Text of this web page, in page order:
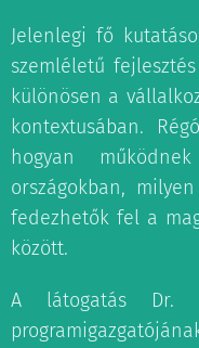
Jelenlegi fő
szemléletű
különösen a
kontextusában.
hogyan
országokban,
fedezhetők fel a
között.
A látogatás Dr.